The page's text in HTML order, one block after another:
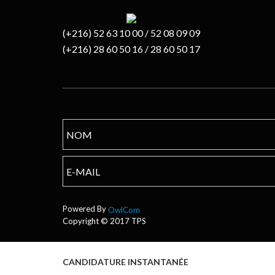
(+216) 52 63 10 00 / 52 08 09 09
(+216) 28 60 50 16 / 28 60 50 17
Powered ByOwlCom
Copyright © 2017 TPS
CANDIDATURE INSTANTANÉE